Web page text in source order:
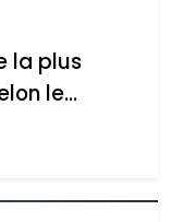
la plus
le
contre
RÉSILIENTE :